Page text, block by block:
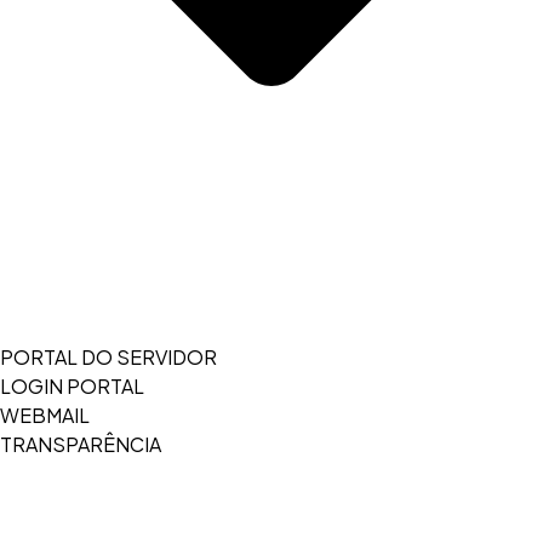
PORTAL DO SERVIDOR
LOGIN PORTAL
WEBMAIL
TRANSPARÊNCIA